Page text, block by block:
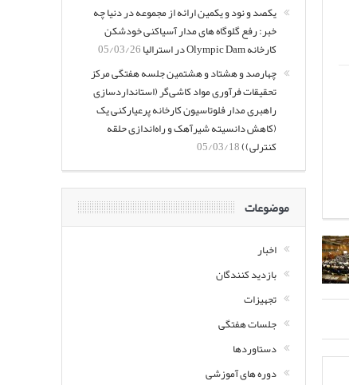
یکصد و نود و یکمین ارائه از مجموعه در دنیا چه
خبر: رفع گلوگاه های مدار آسیاکنی خودشکن
کارخانه Olympic Dam در استرالیا
05/03/26
چهارصد و هشتاد و هشتمین جلسه هفتگی مرکز
تحقیقات فرآوری مواد کاشی‌گر (استانداردسازی
راهبری مدار فلوتاسیون کارخانه پرعیارکنی یک
(کاهش دانسیته شیرآهک و راه‌اندازی حلقه
کنترلی))05/03/18
موضوعات
اخبار
بازدید کنندگان
تجهیزات
جلسات هفتگی
دستاوردها
دوره های آموزشی